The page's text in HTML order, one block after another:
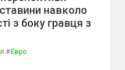
навколо
з боку гравця з
#Євро